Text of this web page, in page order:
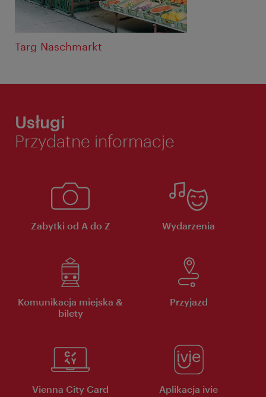
Targ Naschmarkt
Usługi
Przydatne informacje
Zabytki od A do Z Wydarzenia
Komunikacja miejska &
bilety
Przyjazd
Vienna City Card Aplikacja ivie